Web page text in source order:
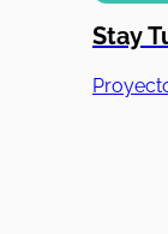
Stay